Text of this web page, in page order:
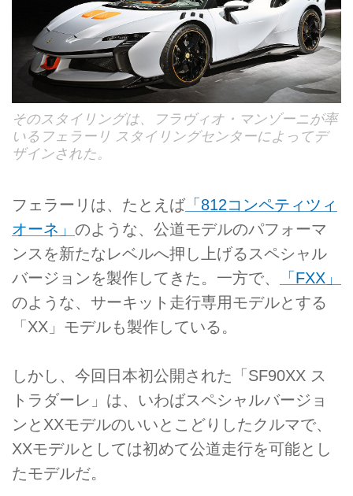
そのスタイリングは、フラヴィオ・マンゾーニが率
いるフェラーリ スタイリングセンターによってデ
ザインされた。
フェラーリは、たとえば「812コンペティツィ
オーネ」 のような、公道モデルのパフォーマ
ンスを新たなレベルへ押し上げるスペシャル
バージョンを製作してきた。一方で、
「FXX」
のような、サーキット走行専用モデルとする
「XX」モデルも製作している。
しかし、今回日本初公開された「SF90XX ス
トラダーレ」は、いわばスペシャルバージョ
ンとXXモデルのいいとこどりしたクルマで、
XXモデルとしては初めて公道走行を可能とし
たモデルだ。